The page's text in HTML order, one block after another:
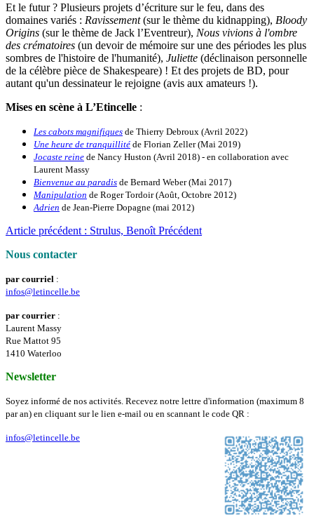
Et le futur ? Plusieurs projets d’écriture sur le feu, dans des
domaines variés : Ravissement(sur le thème du kidnapping), Bloody
Origins (sur le thème de Jack l’Eventreur), Nous vivions à l'ombre
des crématoires (un devoir de mémoire sur une des périodes les plus
sombres de l'histoire de l'humanité), Juliette (déclinaison personnelle
de la célèbre pièce de Shakespeare) ! Et des projets de BD, pour
autant qu'un dessinateur le rejoigne (avis aux amateurs !).
Mises en scène à L’Etincelle :
Les cabots magnifiques de Thierry Debroux (Avril 2022)
Une heure de tranquillité de Florian Zeller (Mai 2019)
Jocaste reine de Nancy Huston (Avril 2018) - en collaboration avec
Laurent Massy
Bienvenue au paradis de Bernard Weber (Mai 2017)
Manipulation de Roger Tordoir (Août, Octobre 2012)
Adrien de Jean-Pierre Dopagne (mai 2012)
Article précédent : Strulus, Benoît Précédent
Nous contacter
par courriel :
infos@letincelle.be
par courrier :
Laurent Massy
Rue Mattot 95
1410 Waterloo
Newsletter
Soyez informé de nos activités. Recevez notre lettre d'information (maximum 8
par an) en cliquant sur le lien e-mail ou en scannant le code QR :
infos@letincelle.be